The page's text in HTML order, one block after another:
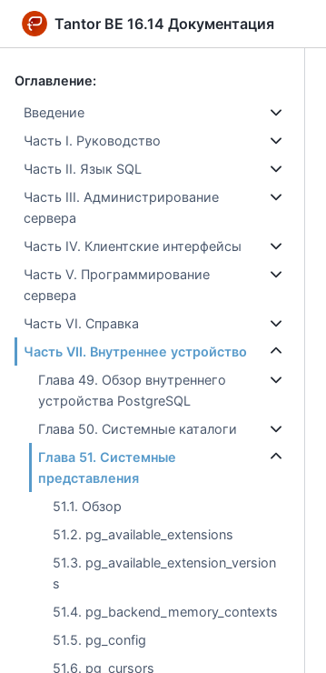
Tantor BE 16.14 Документация
Оглавление:
Введение
Часть I. Руководство
Часть II. Язык SQL
Часть III. Администрирование
сервера
Часть IV. Клиентские интерфейсы
Часть V. Программирование
сервера
Часть VI. Справка
Часть VII. Внутреннее устройство
Глава 49. Обзор внутреннего
устройства PostgreSQL
Глава 50. Системные каталоги
Глава 51. Системные
представления
51.1. Обзор
51.2. pg_available_extensions
51.3. pg_available_extension_version
s
51.4. pg_backend_memory_contexts
51.5. pg_config
51.6. pg_cursors